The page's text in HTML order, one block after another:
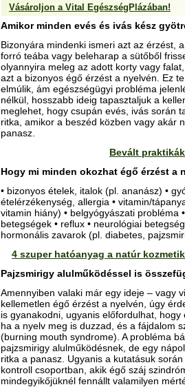
Vásároljon a Vital EgészségPlázában!
Amikor minden evés és ivás kész
Bizonyára mindenki ismeri azt az érzést,
forró teába vagy beleharap a sütőből
olyannyira meleg az adott korty vagy
azt a bizonyos égő érzést a nyelvén. Ez
elmúlik, ám egészségügyi probléma
nélkül, hosszabb ideig tapasztaljuk a
meglehet, hogy csupán evés, ivás során
ritka, amikor a beszéd közben vagy akár
panasz.
Bevált
Hogy mi minden okozhat égő érzést a
• bizonyos ételek, italok (pl. ananász) •
ételérzékenység, allergia • vitamin/
vitamin hiány) • belgyógyászati probléma
betegségek • reflux • neurológiai
hormonális zavarok (pl. diabetes,
4 szuper hatóanyag a natúr
Pajzsmirigy alulműködéssel is
Amennyiben valaki már egy ideje – vagy
kellemetlen égő érzést a nyelvén, úgy
is gyanakodni, ugyanis előfordulhat,
ha a nyelv meg is duzzad, és a fájdalom
(burning mouth syndrome). A probléma
pajzsmirigy alulműködésnek, de egy
ritka a panasz. Ugyanis a kutatásuk
kontroll csoportban, akik égő száj
mindegyikőjüknél fennállt valamilyen